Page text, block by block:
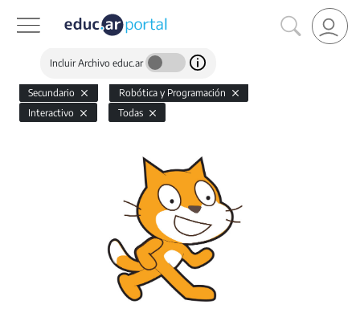
Incluir Archivo educ.ar
Secundario
Robótica y Programación
Interactivo
Todas